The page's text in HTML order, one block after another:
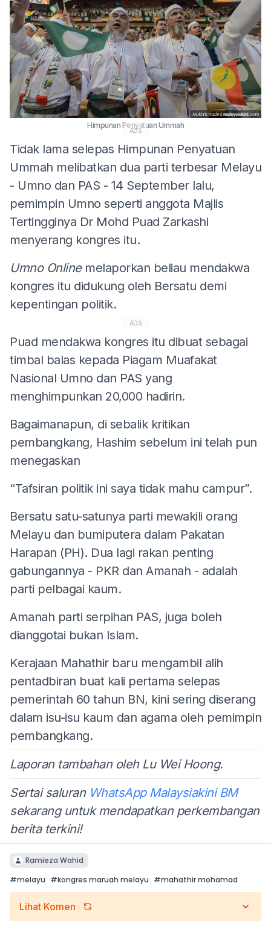
Himpunan Penyatuan Ummah
ADS
Tidak lama selepas Himpunan Penyatuan
Ummah melibatkan dua parti terbesar Melayu
- Umno dan PAS - 14 September lalu,
pemimpin Umno seperti anggota Majlis
Tertingginya Dr Mohd Puad Zarkashi
menyerang kongres itu.
Umno Online melaporkan beliau mendakwa
kongres itu didukung oleh Bersatu demi
kepentingan politik.
ADS
Puad mendakwa kongres itu dibuat sebagai
timbal balas kepada Piagam Muafakat
Nasional Umno dan PAS yang
menghimpunkan 20,000 hadirin.
Bagaimanapun, di sebalik kritikan
pembangkang, Hashim sebelum ini telah pun
menegaskan
“Tafsiran politik ini saya tidak mahu campur”.
Bersatu satu-satunya parti mewakili orang
Melayu dan bumiputera dalam Pakatan
Harapan (PH). Dua lagi rakan penting
gabungannya - PKR dan Amanah - adalah
parti pelbagai kaum.
Amanah parti serpihan PAS, juga boleh
dianggotai bukan Islam.
Kerajaan Mahathir baru mengambil alih
pentadbiran buat kali pertama selepas
pemerintah 60 tahun BN, kini sering diserang
dalam isu-isu kaum dan agama oleh pemimpin
pembangkang.
Laporan tambahan oleh Lu Wei Hoong.
Sertai saluran WhatsApp Malaysiakini BM
sekarang untuk mendapatkan perkembangan
berita terkini!
Ramieza Wahid
#melayu #kongres maruah melayu #mahathir mohamad
Lihat Komen